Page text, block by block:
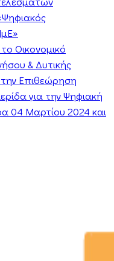
Οικονομικό
& Δυτικής
Επιθεώρηση
για την Ψηφιακή
04 Μαρτίου 2024 και